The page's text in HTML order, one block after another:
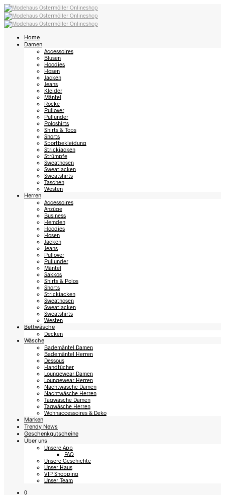
Home
Damen
Accessoires
Blusen
Hoodies
Hosen
Jacken
Jeans
Kleider
Mäntel
Röcke
Pullover
Pullunder
Poloshirts
Shirts & Tops
Shorts
Sportbekleidung
Strickjacken
Strümpfe
Sweathosen
Sweatjacken
Sweatshirts
Taschen
Westen
Herren
Accessoires
Anzüge
Business
Hemden
Hoodies
Hosen
Jacken
Jeans
Pullover
Pullunder
Mäntel
Sakkos
Shirts & Polos
Shorts
Strickjacken
Sweathosen
Sweatjacken
Sweatshirts
Westen
Bettwäsche
Decken
Wäsche
Bademäntel Damen
Bademäntel Herren
Dessous
Handtücher
Loungewear Damen
Loungewear Herren
Nachtwäsche Damen
Nachtwäsche Herren
Tagwäsche Damen
Tagwäsche Herren
Wohnaccessoires & Deko
Marken
Trendy News
Geschenkgutscheine
Über uns
Unsere App
FAQ
Unsere Geschichte
Unser Haus
VIP Shopping
Unser Team
0